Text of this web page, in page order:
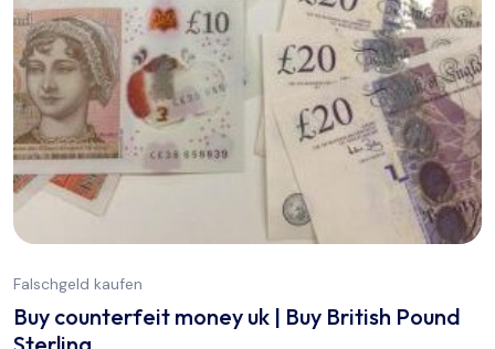
Falschgeld kaufen
Buy counterfeit money uk | Buy British Pound